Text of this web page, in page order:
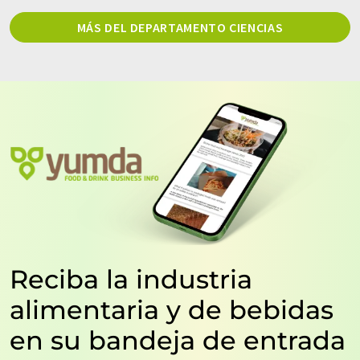
MÁS DEL DEPARTAMENTO CIENCIAS
Reciba la industria
alimentaria y de bebidas
en su bandeja de entrada